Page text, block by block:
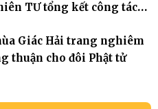
TƯ tổng kết công tác
Giác Hải trang nghiêm
thuận cho đôi Phật tử